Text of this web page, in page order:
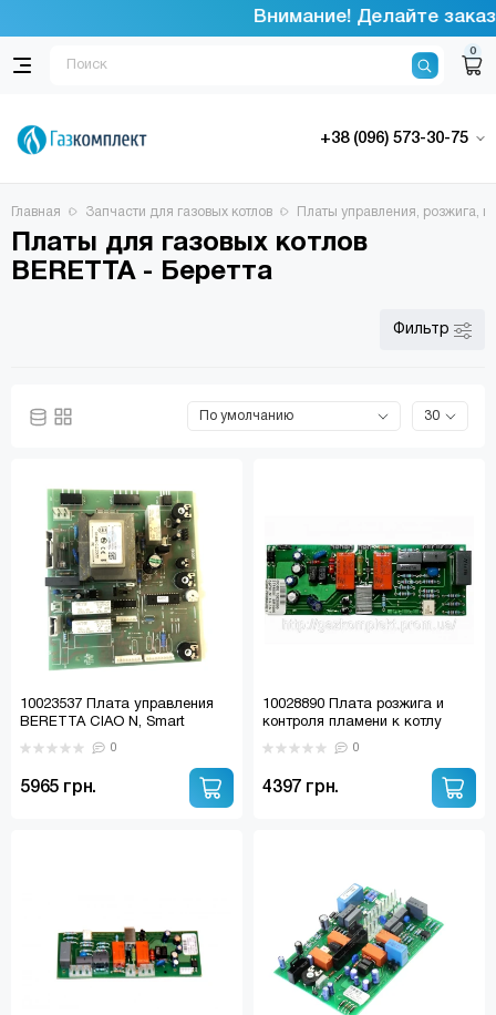
Внимание! Делайте
0
+38 (096) 573-30-75
Главная Запчасти для газовых котлов Платы управления, розжига,
Платы для газовых котлов
BERETTA - Беретта
Фильтр
10023537 Плата управления
BERETTA CIAO N, Smart
0
5965 грн.
10028890 Плата розжига и
контроля пламени к котлу
BERETTA СIAO 24-28 CAI / CSI
0
4397 грн.